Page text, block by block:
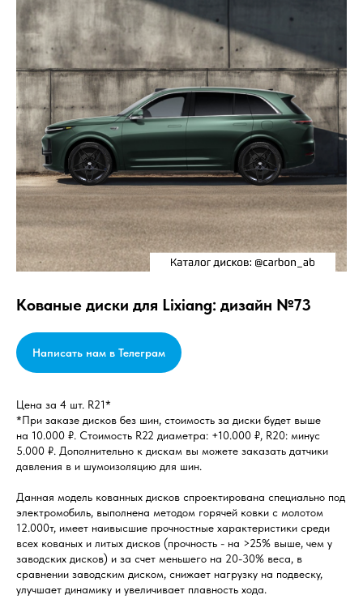
Кованые диски для Lixiang: дизайн №73
Написать нам в Телеграм
Цена за 4 шт. R21*
*При заказе дисков без шин, стоимость за диски будет выше
на 10.000 ₽. Стоимость R22 диаметра: +10.000 ₽, R20: минус
5.000 ₽. Дополнительно к дискам вы можете заказать датчики
давления в и шумоизоляцию для шин.
Данная модель кованных дисков спроектирована специально под
электромобиль, выполнена методом горячей ковки с молотом
12.000т, имеет наивысшие прочностные характеристики среди
всех кованых и литых дисков (прочность - на >25% выше, чем у
заводских дисков) и за счет меньшего на 20-30% веса, в
сравнении заводским диском, снижает нагрузку на подвеску,
улучшает динамику и увеличивает плавность хода.